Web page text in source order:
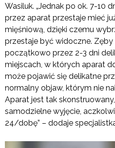
Wasiluk. „Jednak po ok. 7-10
przez aparat przestaje mieć
mięśniową, dzięki czemu
przestaje być widoczne.
początkowo przez 2-3 dni
miejscach, w których aparat
może pojawić się delikatne
normalny objaw, którym nie
Aparat jest tak
samodzielne wyjęcie,
24/dobę” – dodaje